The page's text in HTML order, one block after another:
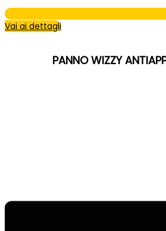
Vai ai dettagli
PANNO WIZZY